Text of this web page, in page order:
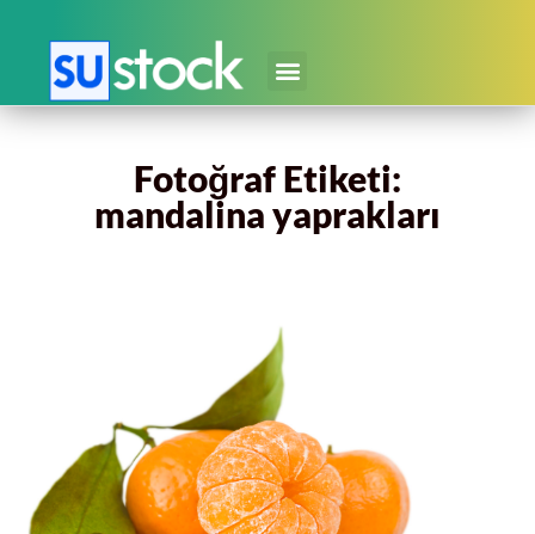
Fotoğraf Etiketi:
mandalina yaprakları